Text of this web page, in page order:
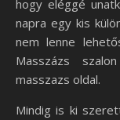
hogy eléggé
napra egy kis
nem lenne
Masszázs
masszazs oldal.
Mindig is ki